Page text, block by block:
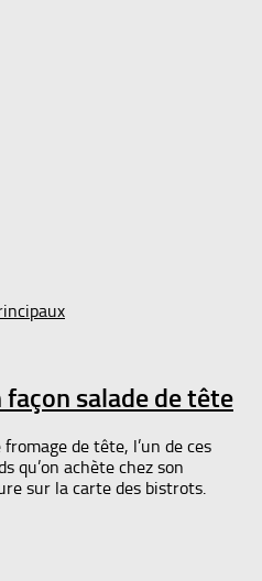
façon salade de tête
de tête, l’un de ces
qu’on achète chez son
sur la carte des bistrots.